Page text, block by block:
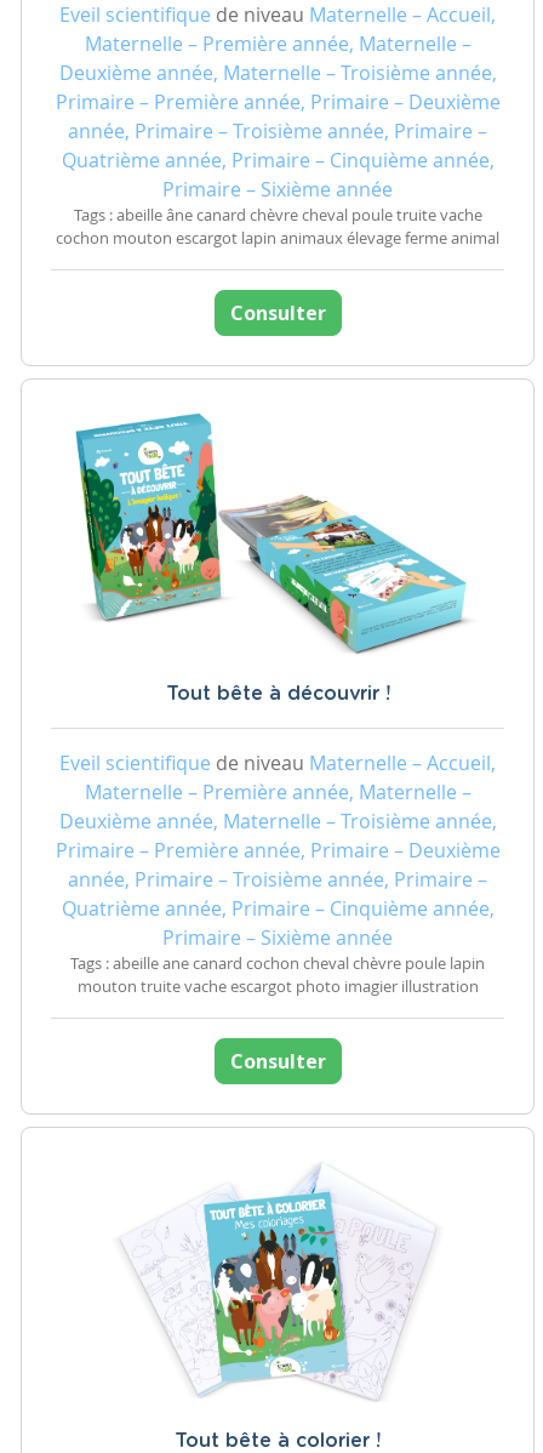
Eveil scientifique de niveau Maternelle – Accueil,
Maternelle – Première année, Maternelle –
Deuxième année, Maternelle – Troisième année,
Primaire – Première année, Primaire – Deuxième
année, Primaire – Troisième année, Primaire –
Quatrième année, Primaire – Cinquième année,
Primaire – Sixième année
Tags : abeille âne canard chèvre cheval poule truite vache
cochon mouton escargot lapin animaux élevage ferme animal
Consulter
Tout bête à découvrir !
Eveil scientifique de niveau Maternelle – Accueil,
Maternelle – Première année, Maternelle –
Deuxième année, Maternelle – Troisième année,
Primaire – Première année, Primaire – Deuxième
année, Primaire – Troisième année, Primaire –
Quatrième année, Primaire – Cinquième année,
Primaire – Sixième année
Tags : abeille ane canard cochon cheval chèvre poule lapin
mouton truite vache escargot photo imagier illustration
Consulter
Tout bête à colorier !